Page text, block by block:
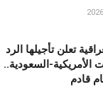
تعلن تأجيلها الرد
الأمريكية-السعودية..
قادم